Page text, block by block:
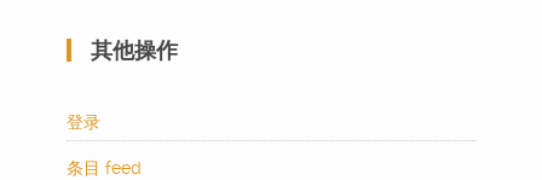
其他操作
登录
条目 feed